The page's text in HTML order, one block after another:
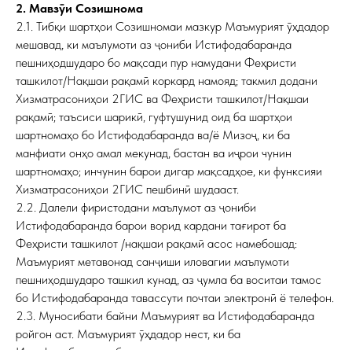
2. Мавзӯи Созишнома
2.1. Тибқи шартҳои Созишномаи мазкур Маъмурият ӯҳдадор
мешавад, ки маълумоти аз ҷониби Истифодабаранда
пешниҳодшударо бо мақсади пур намудани Феҳристи
ташкилот/Нақшаи рақамӣ коркард намояд; такмил додани
Хизматрасониҳои 2ГИС ва Феҳристи ташкилот/Нақшаи
рақамӣ; таъсиси шарикӣ, гуфтушунид оид ба шартҳои
шартномаҳо бо Истифодабаранда ва/ё Мизоҷ, ки ба
манфиати онҳо амал мекунад, бастан ва иҷрои чунин
шартномаҳо; инчунин барои дигар мақсадҳое, ки функсияи
Хизматрасониҳои 2ГИС пешбинӣ шудааст.
2.2. Далели фиристодани маълумот аз ҷониби
Истифодабаранда барои ворид кардани тағирот ба
Феҳристи ташкилот /нақшаи рақамӣ асос намебошад:
Маъмурият метавонад санҷиши иловагии маълумоти
пешниҳодшударо ташкил кунад, аз ҷумла ба воситаи тамос
бо Истифодабаранда тавассути почтаи электронӣ ё телефон.
2.3. Муносибати байни Маъмурият ва Истифодабаранда
ройгон аст. Маъмурият ӯҳдадор нест, ки ба